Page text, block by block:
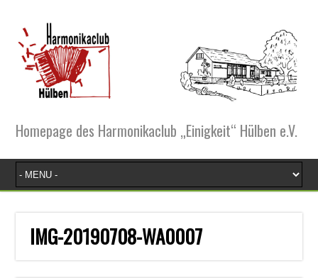
Homepage des Harmonikaclub „Einigkeit“ Hülben e.V.
IMG-20190708-WA0007